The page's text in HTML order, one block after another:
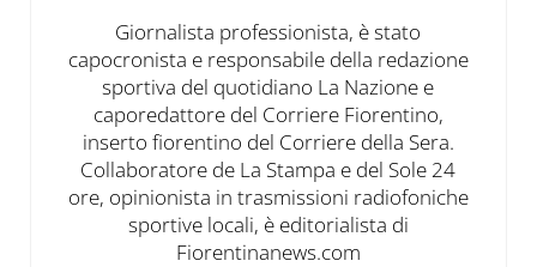
Giornalista professionista, è stato
capocronista e responsabile della redazione
sportiva del quotidiano La Nazione e
caporedattore del Corriere Fiorentino,
inserto fiorentino del Corriere della Sera.
Collaboratore de La Stampa e del Sole 24
ore, opinionista in trasmissioni radiofoniche
sportive locali, è editorialista di
Fiorentinanews.com